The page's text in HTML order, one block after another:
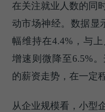
在关注就业人数的同
动市场神经。数据显
幅维持在4.4%，与
增速则微降至6.5%
的薪资走势，在一定
从企业规模看，小型